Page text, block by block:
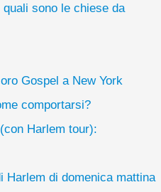
sono le chiese da
Gospel a New York
comportarsi?
Harlem tour):
Harlem di domenica mattina